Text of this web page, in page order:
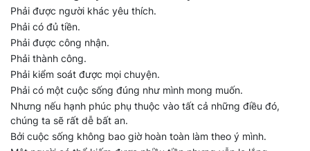
Phải được người khác yêu thích.
Phải có đủ tiền.
Phải được công nhận.
Phải thành công.
Phải kiểm soát được mọi chuyện.
Phải có một cuộc sống đúng như mình mong muốn.
Nhưng nếu hạnh phúc phụ thuộc vào tất cả những điều đó,
chúng ta sẽ rất dễ bất an.
Bởi cuộc sống không bao giờ hoàn toàn làm theo ý mình.